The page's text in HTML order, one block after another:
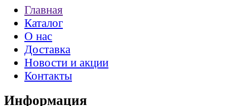
Главная
Каталог
О нас
Доставка
Новости и акции
Контакты
Информация